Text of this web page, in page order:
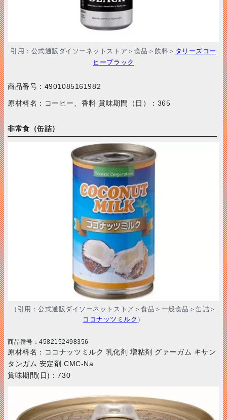
引用：公式通販ダイソーネットストア＞食品＞飲料＞ タリーズコー
ヒーブラック
商品番号： 4901085161982
原材料名：コーヒー、香料 賞味期間（日）：365
非常食（缶詰）
（引用：公式通販ダイソーネットストア＞食品＞一般食品＞缶詰＞
ココナッツミルク ）
商品番号：4582152498356
原材料名：ココナッツミルク 乳化剤 増粘剤 グァーガム キサン
タンガム 安定剤 CMC-Na
賞味期間(日)：730